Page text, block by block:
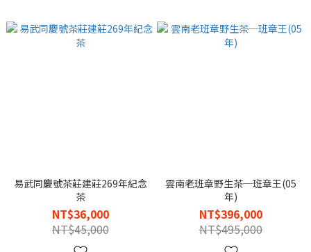
易武同慶號茶莊建莊269年紀念
茶
NT$36,000
NT$45,000
雲南老班章野生茶─班章王(05
年)
NT$396,000
NT$495,000